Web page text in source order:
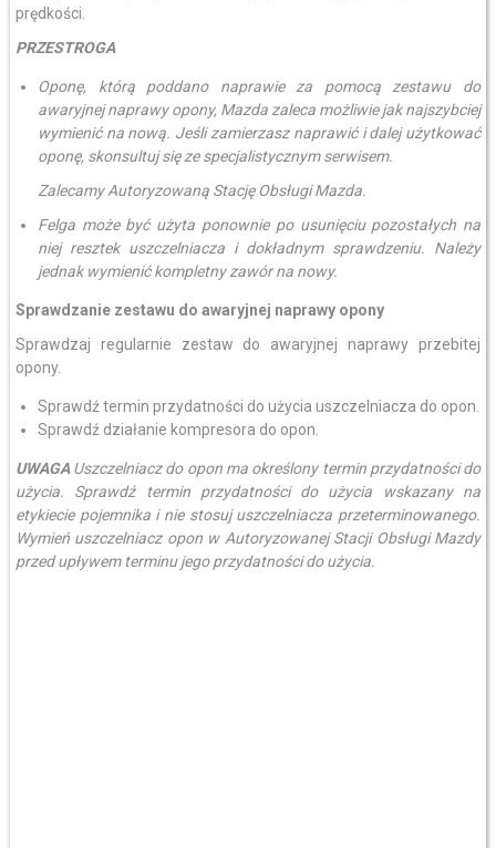
prędkości.
PRZESTROGA
Oponę, którą poddano naprawie za pomocą zestawu do
awaryjnej naprawy opony, Mazda zaleca możliwie jak najszybciej
wymienić na nową. Jeśli zamierzasz naprawić i dalej użytkować
oponę, skonsultuj się ze specjalistycznym serwisem.
Zalecamy Autoryzowaną Stację Obsługi Mazda.
Felga może być użyta ponownie po usunięciu pozostałych na
niej resztek uszczelniacza i dokładnym sprawdzeniu. Należy
jednak wymienić kompletny zawór na nowy.
Sprawdzanie zestawu do awaryjnej naprawy opony
Sprawdzaj regularnie zestaw do awaryjnej naprawy przebitej
opony.
Sprawdź termin przydatności do użycia uszczelniacza do opon.
Sprawdź działanie kompresora do opon.
UWAGA Uszczelniacz do opon ma określony termin przydatności do
użycia. Sprawdź termin przydatności do użycia wskazany na
etykiecie pojemnika i nie stosuj uszczelniacza przeterminowanego.
Wymień uszczelniacz opon w Autoryzowanej Stacji Obsługi Mazdy
przed upływem terminu jego przydatności do użycia.